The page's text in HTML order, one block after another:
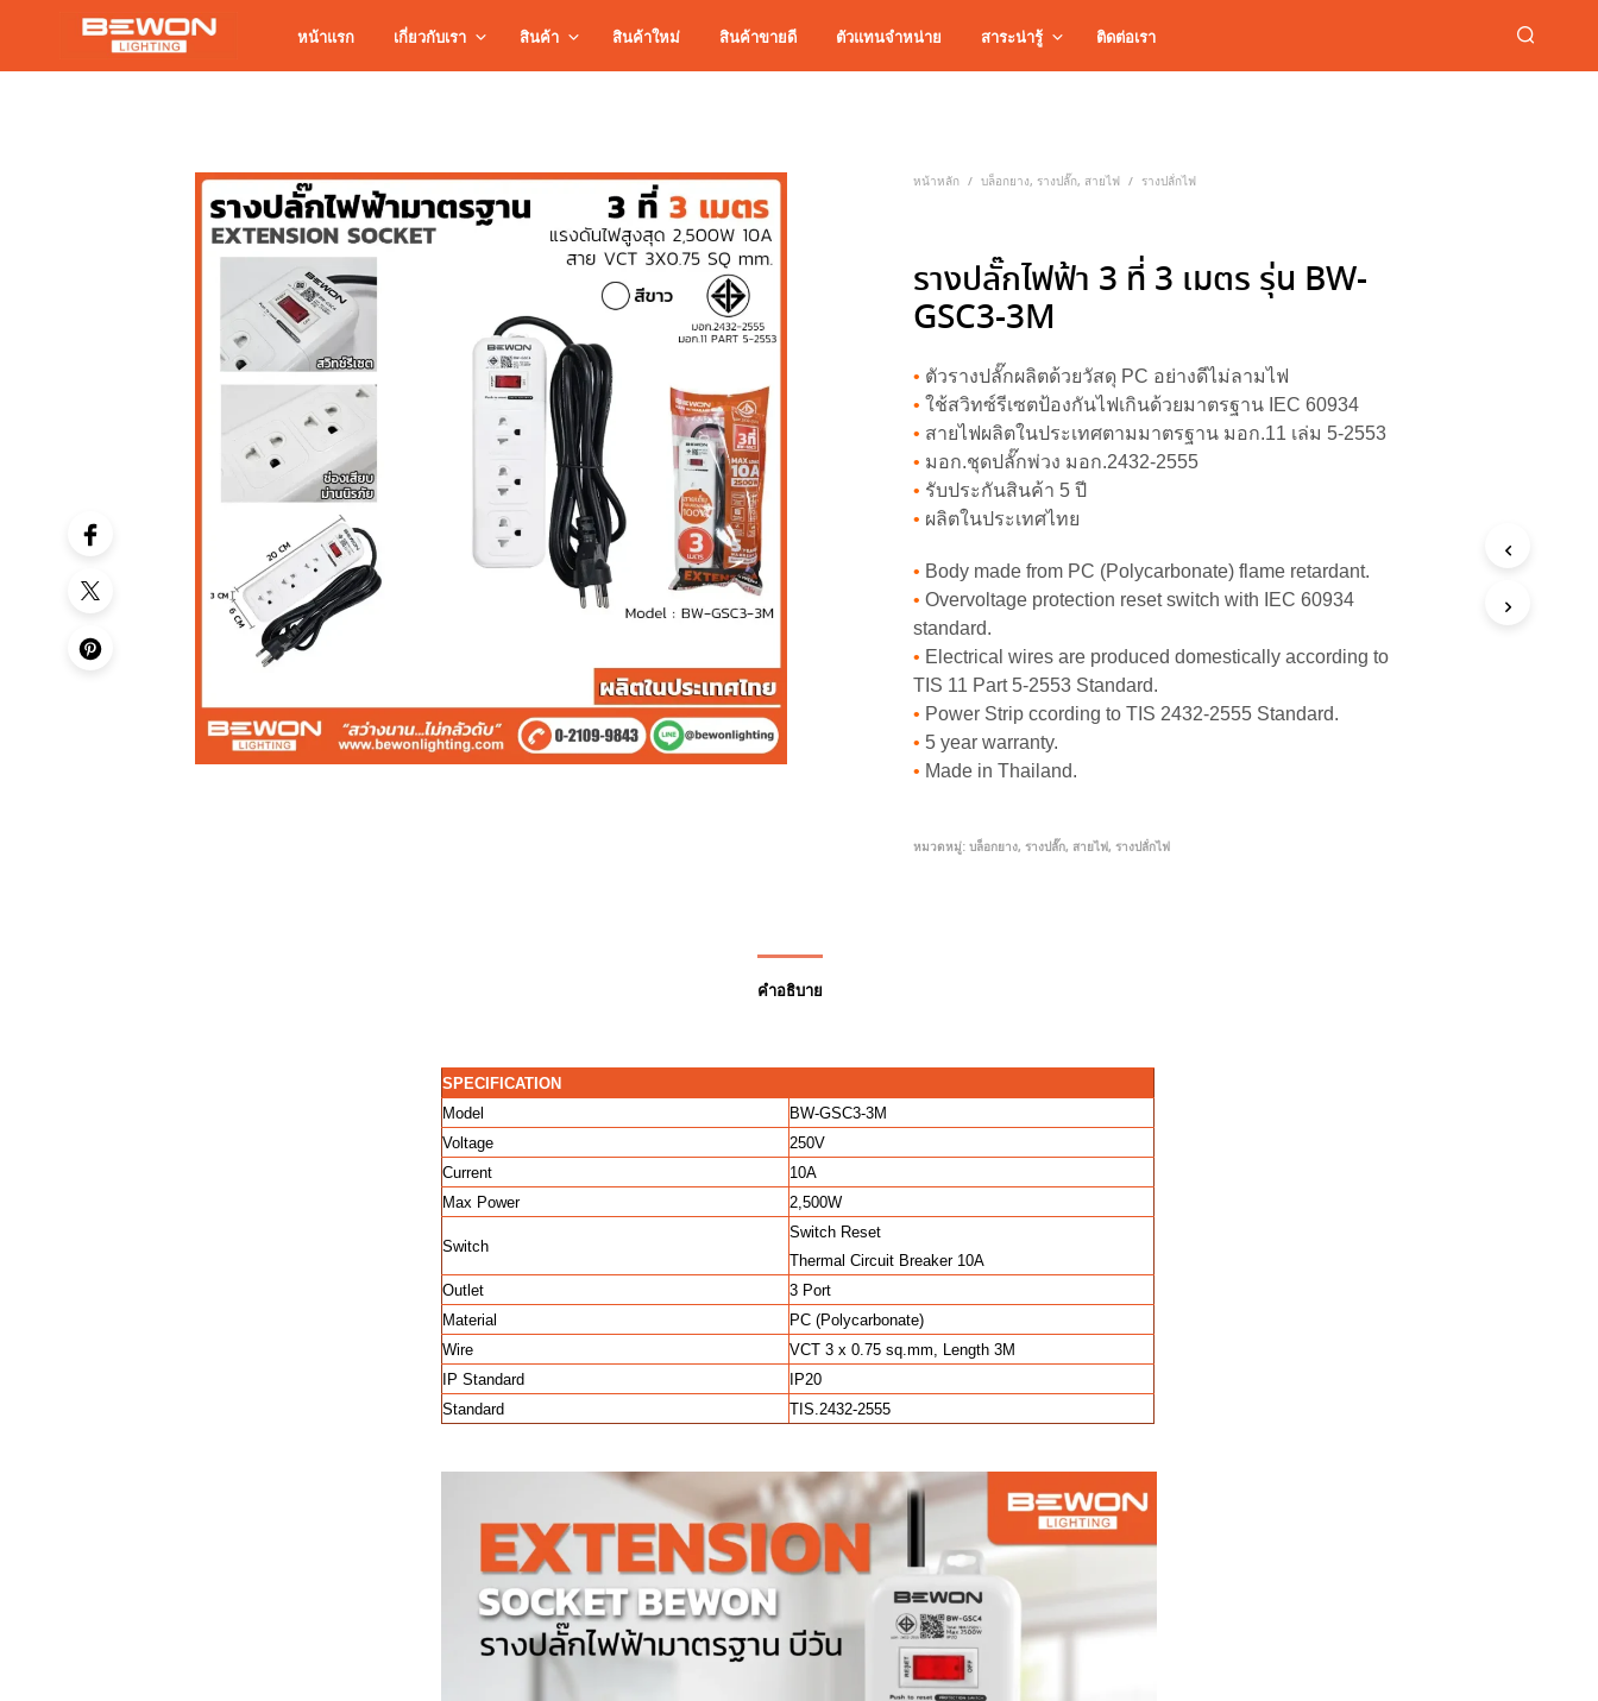
หน้าแรก เกี่ยวกับเรา สินค้า สินค้าใหม่ สินค้าขายดี ตัวแทนจำหน่าย สาระน่ารู้ ติดต่อเรา
หน้าหลัก / บล็อกยาง, รางปลั๊ก, สายไฟ / รางปลัํกไฟ
รางปลั๊กไฟฟ้า 3 ที่ 3 เมตร รุ่น BW-
GSC3-3M
• ตัวรางปลั๊กผลิตด้วยวัสดุ PC อย่างดีไม่ลามไฟ
• ใช้สวิทซ์รีเซตป้องกันไฟเกินด้วยมาตรฐาน IEC 60934
• สายไฟผลิตในประเทศตามมาตรฐาน มอก.11 เล่ม 5-2553
• มอก.ชุดปลั๊กพ่วง มอก.2432-2555
• รับประกันสินค้า 5 ปี
• ผลิตในประเทศไทย
• Body made from PC (Polycarbonate) flame retardant.
• Overvoltage protection reset switch with IEC 60934
standard.
• Electrical wires are produced domestically according to
TIS 11 Part 5-2553 Standard.
• Power Strip ccording to TIS 2432-2555 Standard.
• 5 year warranty.
• Made in Thailand.
หมวดหมู่:บล็อกยาง, รางปลั๊ก, สายไฟ,รางปลัํกไฟ
คำอธิบาย
SPECIFICATION
Model
BW-GSC3-3M
Voltage
250V
Current
10A
Max Power
2,500W
Switch
Switch Reset
Thermal Circuit Breaker 10A
Outlet
3 Port
Material
PC (Polycarbonate)
Wire
VCT 3 x 0.75 sq.mm, Length 3M
IP Standard
IP20
Standard
TIS.2432-2555